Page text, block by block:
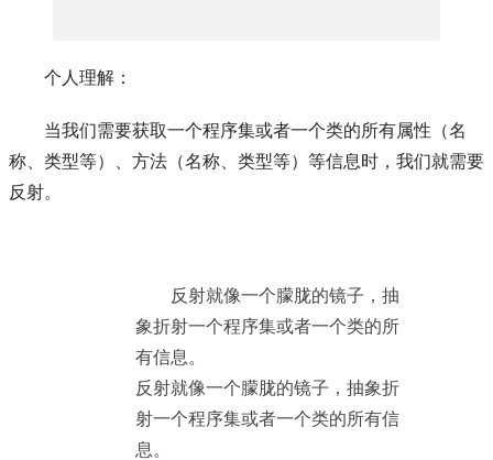
个人理解：
当我们需要获取一个程序集或者一个类的所有属性（名
称、类型等）、方法（名称、类型等）等信息时，我们就需要
反射。
反射就像一个朦胧的镜子，抽
象折射一个程序集或者一个类的所
有信息。
反射就像一个朦胧的镜子，抽象折
射一个程序集或者一个类的所有信
息。